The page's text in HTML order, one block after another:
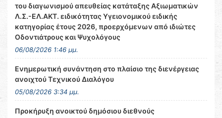
του διαγωνισμού απευθείας κατάταξης Αξιωματικών
Λ.Σ.-ΕΛ.ΑΚΤ. ειδικότητας Υγειονομικού ειδικής
κατηγορίας έτους 2026, προερχόμενων από ιδιώτες
Οδοντιάτρους και Ψυχολόγους
06/08/2026 1:46 μμ.
Ενημερωτική συνάντηση στο πλαίσιο της διενέργειας
ανοιχτού Τεχνικού Διαλόγου
05/08/2026 3:34 μμ.
Προκήρυξη ανοικτού δημόσιου διεθνούς